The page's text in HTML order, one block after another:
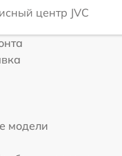
центр JVC
модели